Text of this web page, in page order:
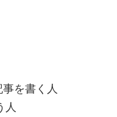
を書く人
人